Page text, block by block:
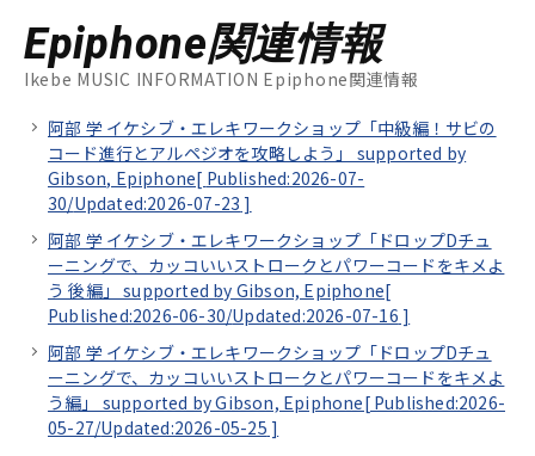
Epiphone関連情報
Ikebe MUSIC INFORMATION Epiphone関連情報
阿部 学 イケシブ・エレキワークショップ「中級編！サビの
コード進行とアルペジオを攻略しよう」 supported by
Gibson, Epiphone[ Published:2026-07-
30/Updated:2026-07-23 ]
阿部 学 イケシブ・エレキワークショップ「ドロップDチュ
ーニングで、カッコいいストロークとパワーコードをキメよ
う 後編」 supported by Gibson, Epiphone[
Published:2026-06-30/Updated:2026-07-16 ]
阿部 学 イケシブ・エレキワークショップ「ドロップDチュ
ーニングで、カッコいいストロークとパワーコードをキメよ
う編」 supported by Gibson, Epiphone[ Published:2026-
05-27/Updated:2026-05-25 ]